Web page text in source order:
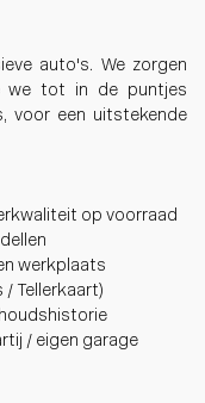
auto's. We zorgen
we tot in de puntjes
voor een uitstekende
op voorraad
werkplaats
/ Tellerkaart)
/ eigen garage